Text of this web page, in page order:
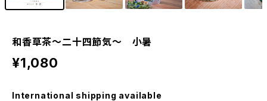
和香草茶～二十四節気～ 小暑
¥1,080
International shipping available